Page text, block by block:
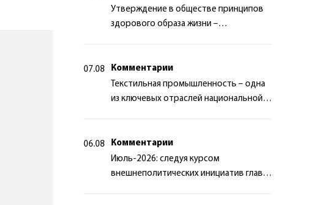
Утверждение в обществе принципов
здорового образа жизни –
07.08
Комментарии
Текстильная промышленность – одна
из ключевых отраслей национальной
06.08
Комментарии
Июль-2026: следуя курсом
внешнеполитических инициатив главы